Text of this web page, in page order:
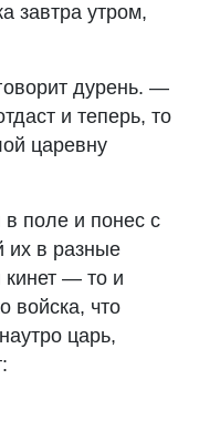
завтра утром,
дурень. —
и теперь, то
царевну
поле и понес с
их в разные
кинет — то и
войска, что
царь,